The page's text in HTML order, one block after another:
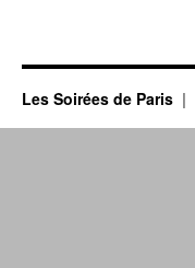
Les Soirées de Paris